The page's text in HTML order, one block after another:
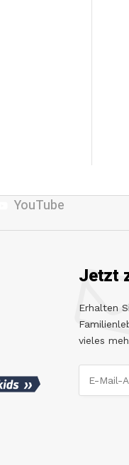
YouTube
Jetzt
Erhalten
vieles
E-Mail-